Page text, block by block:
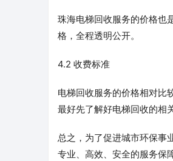
珠海电梯回收服务的价格也
格，全程透明公开。
4.2 收费标准
电梯回收服务的价格相对比
最好先了解好电梯回收的相
总之，为了促进城市环保事
专业、高效、安全的服务保